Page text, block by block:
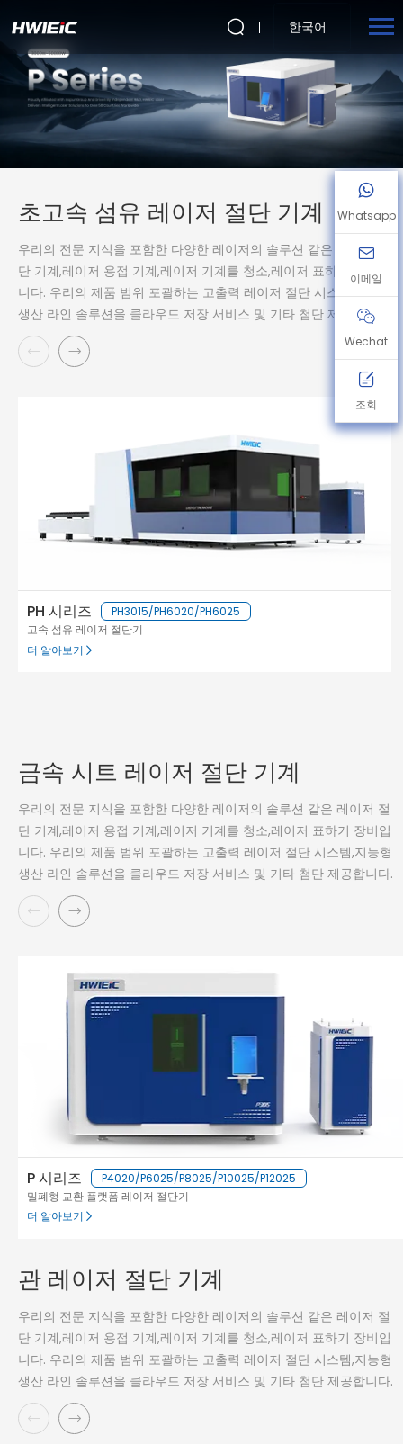
한국어
초고속 섬유 레이저 절단 기계
우리의 전문 지식을 포함한 다양한 레이저의 솔루션 같은 레이저 절
단 기계,레이저 용접 기계,레이저 기계를 청소,레이저 표하기 장비입
니다. 우리의 제품 범위 포괄하는 고출력 레이저 절단 시스템,지능형
생산 라인 솔루션을 클라우드 저장 서비스 및 기타 첨단 제공합니다.
PH 시리즈
PH3015/PH6020/PH6025
고속 섬유 레이저 절단기
더 알아보기
금속 시트 레이저 절단 기계
우리의 전문 지식을 포함한 다양한 레이저의 솔루션 같은 레이저 절
단 기계,레이저 용접 기계,레이저 기계를 청소,레이저 표하기 장비입
니다. 우리의 제품 범위 포괄하는 고출력 레이저 절단 시스템,지능형
생산 라인 솔루션을 클라우드 저장 서비스 및 기타 첨단 제공합니다.
P 시리즈
P4020/P6025/P8025/P10025/P12025
밀폐형 교환 플랫폼 레이저 절단기
더 알아보기
관 레이저 절단 기계
우리의 전문 지식을 포함한 다양한 레이저의 솔루션 같은 레이저 절
단 기계,레이저 용접 기계,레이저 기계를 청소,레이저 표하기 장비입
니다. 우리의 제품 범위 포괄하는 고출력 레이저 절단 시스템,지능형
생산 라인 솔루션을 클라우드 저장 서비스 및 기타 첨단 제공합니다.
Whatsapp
이메일
Wechat
조회